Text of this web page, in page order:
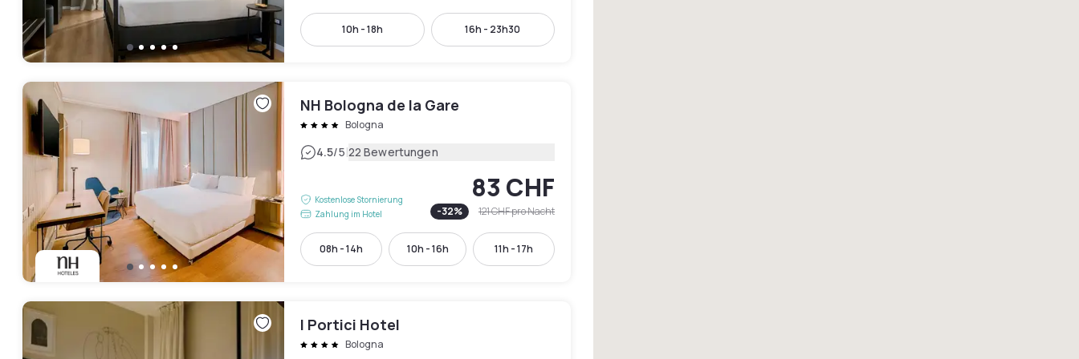
10h - 18h 16h - 23h30
NH Bologna de la Gare
Bologna
4.5/5|22 Bewertungen
Kostenlose Stornierung
Zahlung im Hotel
83 CHF
-32% 121 CHFpro Nacht
08h - 14h 10h - 16h 11h - 17h
I Portici Hotel
Bologna